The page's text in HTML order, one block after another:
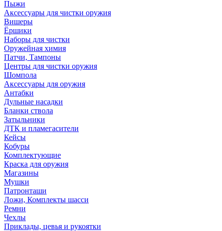
Пыжи
Аксессуары для чистки оружия
Вишеры
Ёршики
Наборы для чистки
Оружейная химия
Патчи, Тампоны
Центры для чистки оружия
Шомпола
Аксессуары для оружия
Антабки
Дульные насадки
Бланки ствола
Затыльники
ДТК и пламегасители
Кейсы
Кобуры
Комплектующие
Краска для оружия
Магазины
Мушки
Патронташи
Ложи, Комплекты шасси
Ремни
Чехлы
Приклады, цевья и рукоятки